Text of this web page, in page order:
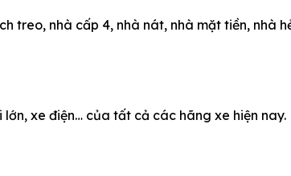
treo, nhà cấp 4, nhà nát, nhà mặt tiền, nhà
xe điện… của tất cả các hãng xe hiện nay.